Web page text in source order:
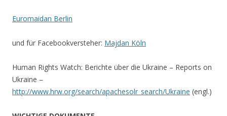
Euromaidan Berlin
und für Facebookversteher: Majdan Köln
Human Rights Watch: Berichte über die Ukraine – Reports on
Ukraine –
http://www.hrw.org/search/apachesolr_search/Ukraine (engl.)